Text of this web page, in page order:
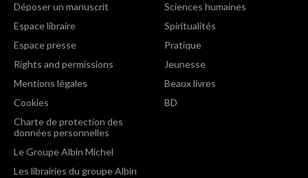
Déposer un manuscrit
Espace libraire
Espace presse
Rights and permissions
Mentions légales
Cookies
Charte de protection des
données personnelles
Le Groupe Albin Michel
Les librairies du groupe Albin
Sciences humaines
Spiritualités
Pratique
Jeunesse
Beaux livres
BD